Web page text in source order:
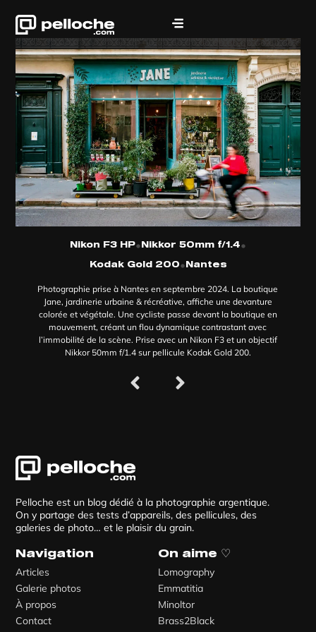
Nikon F3 HP•Nikkor 50mm f/1.4•
Kodak Gold 200•Nantes
Photographie prise à Nantes en septembre 2024. La boutique
Jane, jardinerie urbaine & récréative, affiche une devanture
colorée et végétale. Une cycliste passe devant la boutique en
mouvement, créant un flou dynamique contrastant avec
l’immobilité de la scène. Prise avec un Nikon F3 et un objectif
Nikkor 50mm f/1.4 sur pellicule Kodak Gold 200.
Pelloche est un blog dédié à la photographie argentique.
On y partage des tests d’appareils, des pellicules, des
galeries de photo… et le plaisir du grain.
Navigation
Articles
Galerie photos
À propos
Contact
On aime ♡
Lomography
Emmatitia
Minoltor
Brass2Black